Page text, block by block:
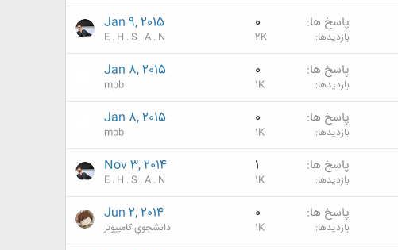
پاسخ ها 0
بازدیدها 2K
Jan 9, 2015
E . H . S . A . N
پاسخ ها 0
بازدیدها 1K
Jan 8, 2015
mpb
پاسخ ها 0
بازدیدها 1K
Jan 8, 2015
mpb
پاسخ ها 1
بازدیدها 1K
Nov 3, 2014
E . H . S . A . N
پاسخ ها 0
بازدیدها 1K
Jun 2, 2014
دانشجوي كامپيوتر